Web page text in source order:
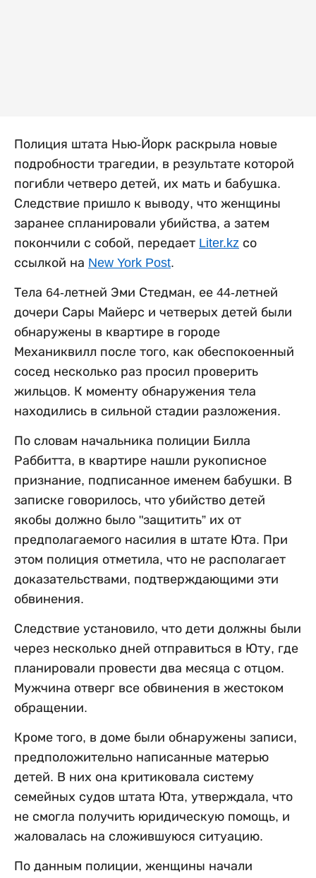
Полиция штата Нью-Йорк раскрыла новые
подробности трагедии, в результате которой
погибли четверо детей, их мать и бабушка.
Следствие пришло к выводу, что женщины
заранее спланировали убийства, а затем
покончили с собой, передает Liter.kz со
ссылкой на New York Post.
Тела 64-летней Эми Стедман, ее 44-летней
дочери Сары Майерс и четверых детей были
обнаружены в квартире в городе
Механиквилл после того, как обеспокоенный
сосед несколько раз просил проверить
жильцов. К моменту обнаружения тела
находились в сильной стадии разложения.
По словам начальника полиции Билла
Раббитта, в квартире нашли рукописное
признание, подписанное именем бабушки. В
записке говорилось, что убийство детей
якобы должно было "защитить” их от
предполагаемого насилия в штате Юта. При
этом полиция отметила, что не располагает
доказательствами, подтверждающими эти
обвинения.
Следствие установило, что дети должны были
через несколько дней отправиться в Юту, где
планировали провести два месяца с отцом.
Мужчина отверг все обвинения в жестоком
обращении.
Кроме того, в доме были обнаружены записи,
предположительно написанные матерью
детей. В них она критиковала систему
семейных судов штата Юта, утверждала, что
не смогла получить юридическую помощь, и
жаловалась на сложившуюся ситуацию.
По данным полиции, женщины начали